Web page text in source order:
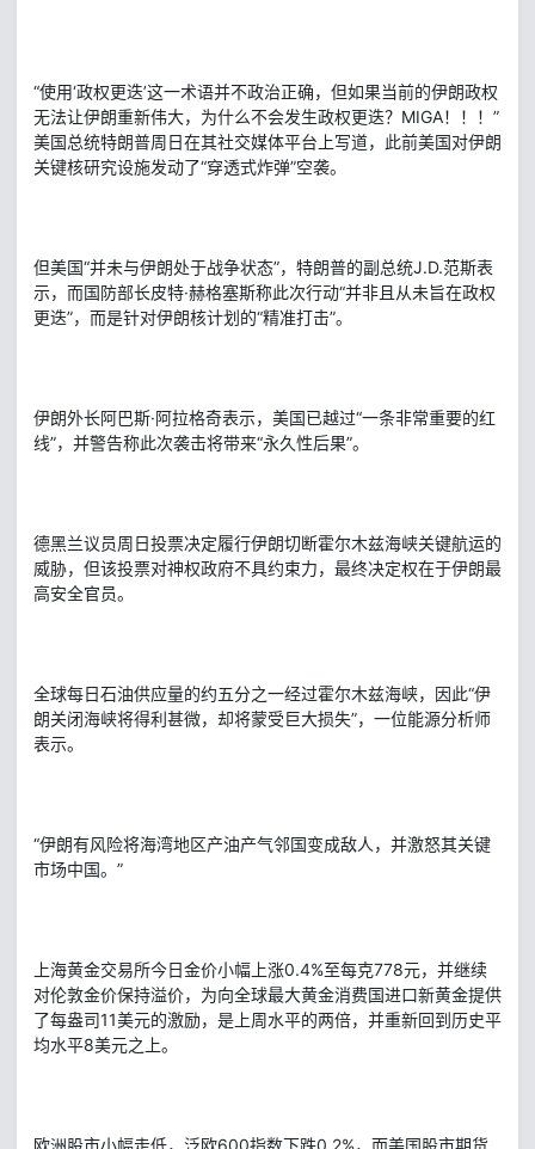
“使用‘政权更迭’这一术语并不政治正确，但如果当前的伊朗政权
无法让伊朗重新伟大，为什么不会发生政权更迭？MIGA！！！”
美国总统特朗普周日在其社交媒体平台上写道，此前美国对伊朗
关键核研究设施发动了“穿透式炸弹”空袭。
但美国“并未与伊朗处于战争状态”，特朗普的副总统J.D.范斯表
示，而国防部长皮特·赫格塞斯称此次行动“并非且从未旨在政权
更迭”，而是针对伊朗核计划的“精准打击”。
伊朗外长阿巴斯·阿拉格奇表示，美国已越过“一条非常重要的红
线”，并警告称此次袭击将带来“永久性后果”。
德黑兰议员周日投票决定履行伊朗切断霍尔木兹海峡关键航运的
威胁，但该投票对神权政府不具约束力，最终决定权在于伊朗最
高安全官员。
全球每日石油供应量的约五分之一经过霍尔木兹海峡，因此“伊
朗关闭海峡将得利甚微，却将蒙受巨大损失”，一位能源分析师
表示。
“伊朗有风险将海湾地区产油产气邻国变成敌人，并激怒其关键
市场中国。”
上海黄金交易所今日金价小幅上涨0.4%至每克778元，并继续
对伦敦金价保持溢价，为向全球最大黄金消费国进口新黄金提供
了每盎司11美元的激励，是上周水平的两倍，并重新回到历史平
均水平8美元之上。